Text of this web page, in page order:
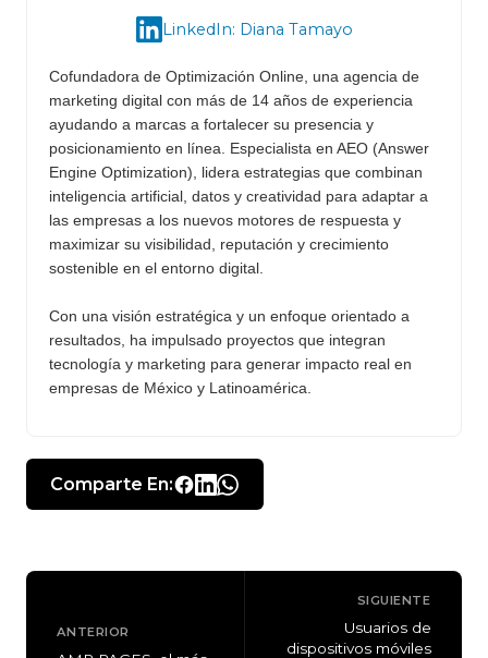
LinkedIn: Diana Tamayo
Cofundadora de Optimización Online, una agencia de
marketing digital con más de 14 años de experiencia
ayudando a marcas a fortalecer su presencia y
posicionamiento en línea. Especialista en AEO (Answer
Engine Optimization), lidera estrategias que combinan
inteligencia artificial, datos y creatividad para adaptar a
las empresas a los nuevos motores de respuesta y
maximizar su visibilidad, reputación y crecimiento
sostenible en el entorno digital.
Con una visión estratégica y un enfoque orientado a
resultados, ha impulsado proyectos que integran
tecnología y marketing para generar impacto real en
empresas de México y Latinoamérica.
Comparte En:
ANTERIOR
SIGUIENTE
Usuarios de
dispositivos móviles